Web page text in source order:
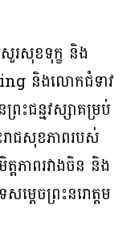
រសុខទុក្ខ និង
និងលោកជំទាវ
ះជន្មវស្សាគម្រប់
រាជសុខភាពរបស់
តភាពរវាងចិន និង
ម្តេចព្រះនរោត្តម